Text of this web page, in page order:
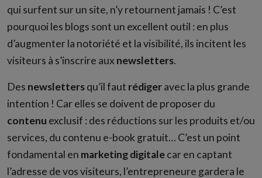
qui surfent sur un site, n’y retournent jamais ! C’est
pourquoi les blogs sont un excellent outil : en plus
d’augmenter la notoriété et la visibilité, ils incitent les
visiteurs à s’inscrire auxnewsletters.
Des newslettersqu’il faut rédigeravec la plus grande
intention ! Car elles se doivent de proposer du
contenu exclusif : des réductions sur les produits et/ou
services, du contenu e-book gratuit… C’est un point
fondamental en marketing digitalecar en captant
l’adresse de vos visiteurs, l’entrepreneure gardera le